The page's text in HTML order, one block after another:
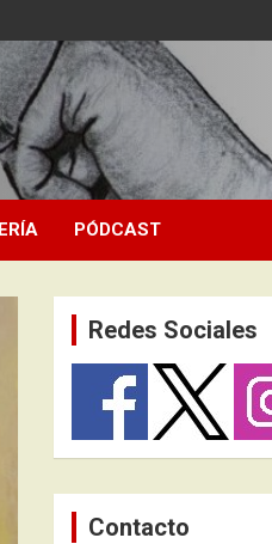
PÓDCAST
Redes Sociales
Contacto